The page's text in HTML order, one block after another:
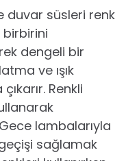
duvar süsleri renk
birbirini
dengeli bir
ve ışık
Renkli
lambalarıyla
sağlamak